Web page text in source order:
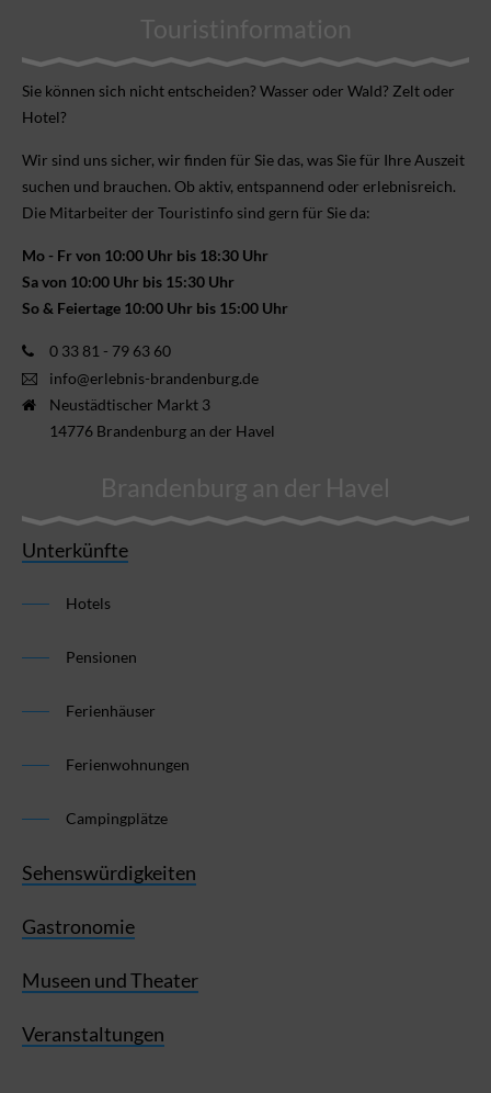
Touristinformation
Sie können sich nicht ent­scheiden? Wasser oder Wald? Zelt oder
Hotel?
Wir sind uns sicher, wir finden für Sie das, was Sie für Ihre Aus­zeit
suchen und brauchen. Ob aktiv, ent­spannend oder erlebnis­reich.
Die Mitarbeiter der Touristinfo sind gern für Sie da:
Mo - Fr von 10:00 Uhr bis 18:30 Uhr
Sa von 10:00 Uhr bis 15:30 Uhr
So & Feiertage 10:00 Uhr bis 15:00 Uhr
0 33 81 - 79 63 60
info@erlebnis-brandenburg.de
Neustädtischer Markt 3
14776 Brandenburg an der Havel
Brandenburg an der Havel
Unterkünfte
Hotels
Pensionen
Ferienhäuser
Ferienwohnungen
Campingplätze
Sehenswürdigkeiten
Gastronomie
Museen und Theater
Veranstaltungen